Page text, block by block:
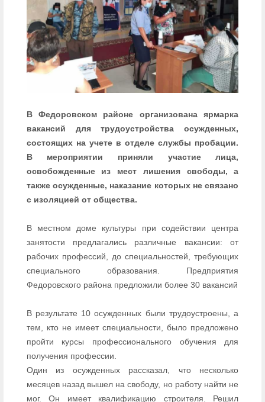
В Федоровском районе организована ярмарка
вакансий для трудоустройства осужденных,
состоящих на учете в отделе службы пробации.
В мероприятии приняли участие лица,
освобожденные из мест лишения свободы, а
также осужденные, наказание которых не связано
с изоляцией от общества.
В местном доме культуры при содействии центра
занятости предлагались различные вакансии: от
рабочих профессий, до специальностей, требующих
специального образования. Предприятия
Федоровского района предложили более 30 вакансий
В результате 10 осужденных были трудоустроены, а
тем, кто не имеет специальности, было предложено
пройти курсы профессионального обучения для
получения профессии.
Один из осужденных рассказал, что несколько
месяцев назад вышел на свободу, но работу найти не
мог. Он имеет квалификацию строителя. Решил